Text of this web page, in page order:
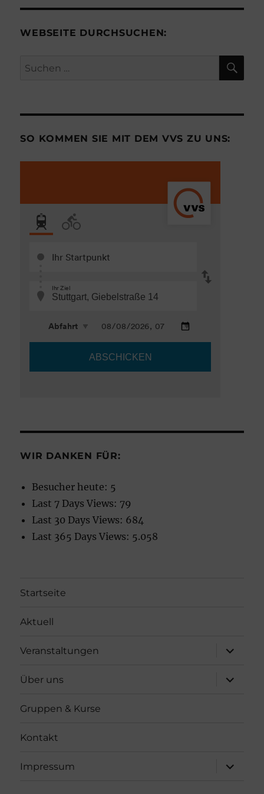
WEBSEITE DURCHSUCHEN:
Suchen
SO KOMMEN SIE MIT DEM VVS ZU UNS:
WIR DANKEN FÜR:
Besucher heute: 5
Last 7 Days Views: 79
Last 30 Days Views: 684
Last 365 Days Views: 5.058
Startseite
Aktuell
Veranstaltungen
öffnen
Über uns
öffnen
Gruppen & Kurse
Kontakt
Impressum
öffnen